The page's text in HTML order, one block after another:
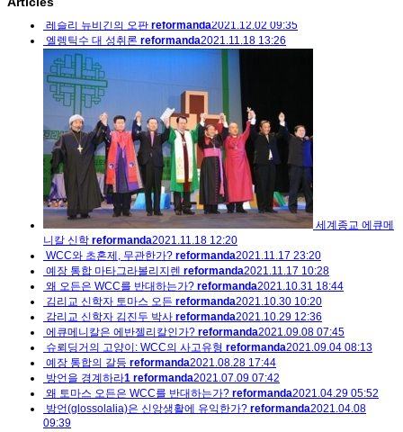
레슬리 뉴비긴의 오판 reformanda2021.12.02 09:35
엘렝틱수 대 성취론 reformanda2021.11.18 13:26
세계종교 에큐메
니칼 신학 reformanda2021.11.18 12:20
WCC와 초혼제, 무관한가? reformanda2021.11.17 23:20
예장 통합 마타그라볼리지렌 reformanda2021.11.17 10:28
왜 오든은 WCC를 반대하는가? reformanda2021.10.31 18:44
김리교 신학자 토마스 오든 reformanda2021.10.30 10:20
감리교 신학자 김진두 박사 reformanda2021.10.29 12:36
에큐메니칼은 에반젤리칼인가? reformanda2021.09.08 07:45
슈뢰딩거의 고양이: WCC의 사고유형 reformanda2021.09.04 08:13
예장 통합의 갈등 reformanda2021.08.28 17:44
방언을 경계하라1 reformanda2021.07.09 07:42
왜 토마스 오든은 WCC를 반대하는가? reformanda2021.04.29 05:52
방언(glossolalia)은 신앙생활에 유익한가? reformanda2021.04.08
09:39